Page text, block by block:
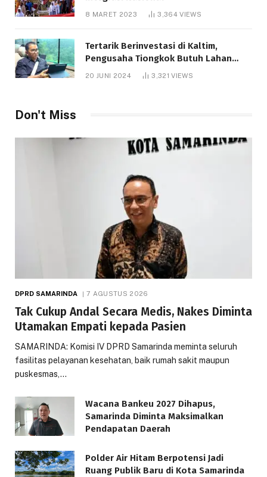
8 MARET 2023 3,364VIEWS
Tertarik Berinvestasi di Kaltim,
Pengusaha Tiongkok Butuh Lahan
1.000 Hektare
20 JUNI 2024 3,321VIEWS
Don't Miss
DPRD SAMARINDA 7 AGUSTUS 2026
Tak Cukup Andal Secara Medis, Nakes Diminta
Utamakan Empati kepada Pasien
SAMARINDA: Komisi IV DPRD Samarinda meminta seluruh
fasilitas pelayanan kesehatan, baik rumah sakit maupun
puskesmas,…
Wacana Bankeu 2027 Dihapus,
Samarinda Diminta Maksimalkan
Pendapatan Daerah
Polder Air Hitam Berpotensi Jadi
Ruang Publik Baru di Kota Samarinda